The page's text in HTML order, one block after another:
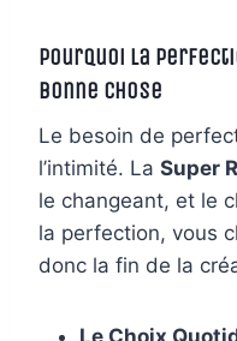
Pourquoi la
Bonne Chose
Le besoin de
l’intimité. La Super
le changeant, et le
la perfection, vous
donc la fin de la
Le Choix